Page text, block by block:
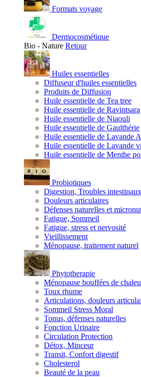
Formats voyage
Dermocosmétique
Bio - Nature Retour
Huiles essentielles
Diffuseur d'huiles essentielles
Produits de Diffusion
Huile essentielle de Tea tree
Huile essentielle de Ravintsara
Huile essentielle de Niaouli
Huile essentielle de Gaulthérie
Huile essentielle de Lavande
Huile essentielle de Lavande
Huile essentielle de Menthe
Probiotiques
Digestion, Troubles intestinaux
Douleurs articulaires
Défenses naturelles et
Fatigue, Sommeil
Fatigue, stress et nervosité
Vieillissement
Ménopause, traitement naturel
Phytotherapie
Ménopause bouffées de
Toux rhume
Articulations, douleurs
Sommeil Stress Moral
Tonus, défenses naturelles
Fonction Urinaire
Circulation Protection
Détox, Minceur
Transit, Confort digestif
Cholesterol
Beauté de la peau